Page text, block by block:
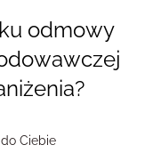
Ciebie